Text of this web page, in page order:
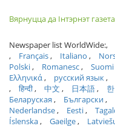
Вярнуцца да Інтэрнэт
Newspaper list WorldWide:
Français
Italiano
Polski
Romanesc Suomi
Ελληνικά
русский язык
हिन्दी
中文 日本語
Беларуская
Български
Nederlandse
Eesti
Íslenska
Gaeilge